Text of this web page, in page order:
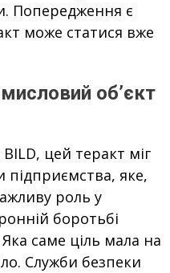
Попередження є
може статися вже
об’єкт
цей теракт міг
яке,
роль у
боротьбі
Яка саме ціль мала на
Служби безпеки